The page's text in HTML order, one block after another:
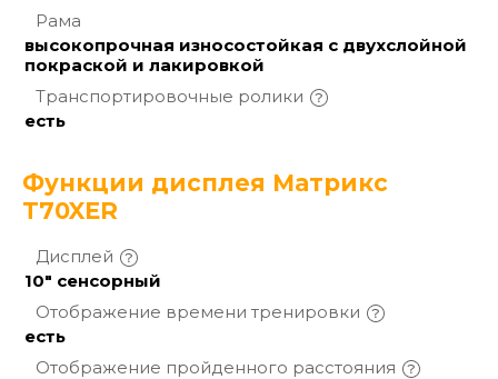
Рама
высокопрочная износостойкая с двухслойной
покраской и лакировкой
Транспортировочные ролики
есть
Функции дисплея Матрикс
T70XER
Дисплей
10" сенсорный
Отображение времени тренировки
есть
Отображение пройденного расстояния